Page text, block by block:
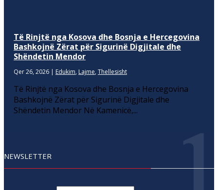
Të Rinjtë nga Kosova dhe Bosnja e Hercegovina
Bashkojnë Zërat për Sigurinë Digjitale dhe
Shëndetin Mendor
Qer 26, 2026 | Edukim, Lajme, Thellesisht
Të Rinjtë nga Kosova dhe Bosnja e Hercegovina
Bashkojnë Zërat për Sigurinë Digjitale dhe
Shëndetin Mendor Në Kamenicë,...
NEWSLETTER